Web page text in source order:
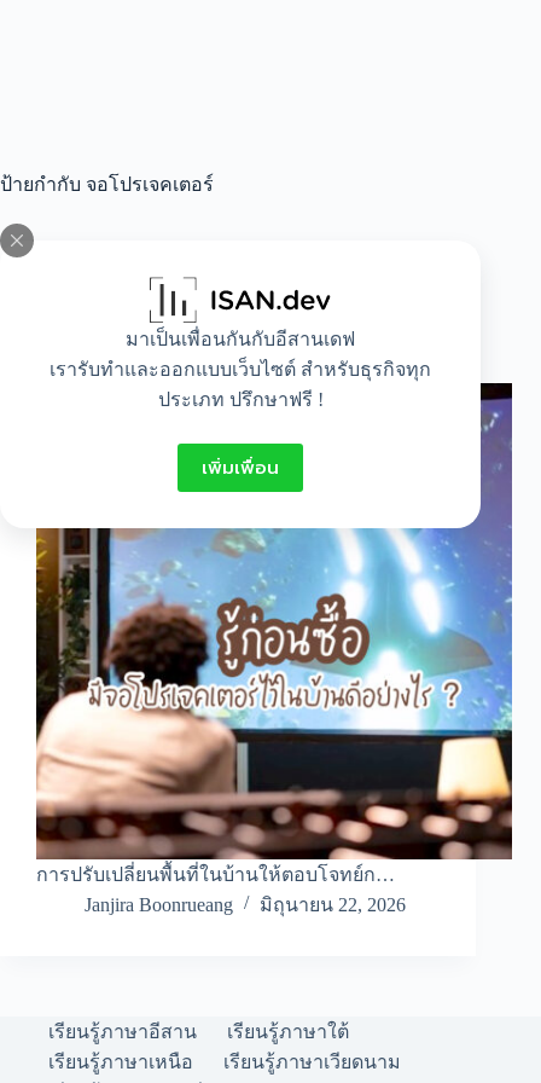
มาเป็นเพื่อนกันกับอีสานเดฟ
เรารับทำและออกแบบเว็บไซต์ สำหรับธุรกิจทุก
ประเภท ปรึกษาฟรี !
เพิ่มเพื่อน
ป้ายกำกับ จอโปรเจคเตอร์
Idea
รู้ก่อนซื้อ มีจอโปรเจคเตอร์ไว้ในบ้านดีอย่างไร ?
การปรับเปลี่ยนพื้นที่ในบ้านให้ตอบโจทย์ก…
Janjira Boonrueang
มิถุนายน 22, 2026
เรียนรู้ภาษาอีสาน
เรียนรู้ภาษาใต้
เรียนรู้ภาษาเหนือ
เรียนรู้ภาษาเวียดนาม